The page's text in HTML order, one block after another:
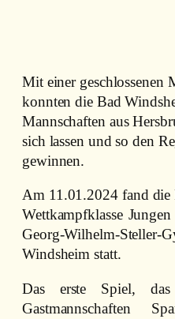
Mit einer geschlossenen
konnten die Bad
Mannschaften aus
sich lassen und so den
gewinnen.
Am 11.01.2024 fand die
Wettkampfklasse
Georg-Wilhelm-
Windsheim statt.
Das erste Spiel,
Gastmannschaften